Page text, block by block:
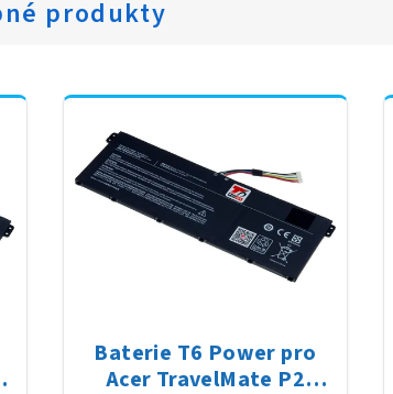
produkty
Baterie T6 Power pro
Acer TravelMate P2